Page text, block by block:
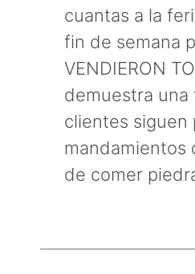
cuantas a la
fin de semana
VENDIERON
demuestra una
clientes siguen
mandamientos
de comer